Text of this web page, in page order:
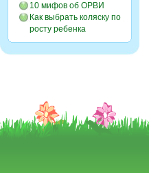
10 мифов об ОРВИ
Как выбрать коляску по
росту ребенка